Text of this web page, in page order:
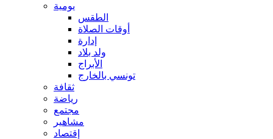
يومية
الطقس
أوقات الصلاة
إدارة
ولد بلاد
الأبراج
تونسي بالخارج
ثقافة
رياضة
مجتمع
مشاهير
إقتصاد